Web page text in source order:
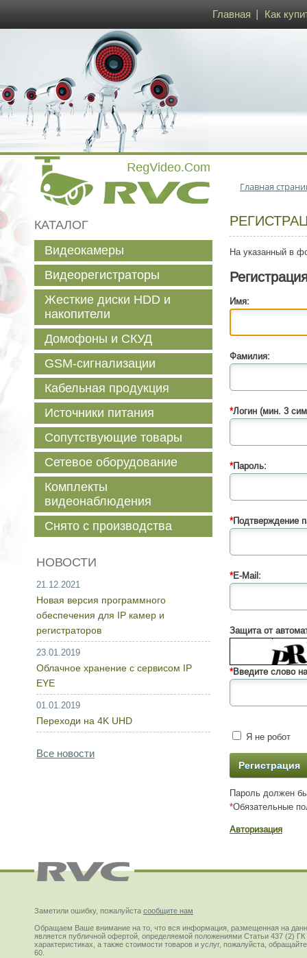
Главная Как
Главная
На указанный в
Имя:
Фамилия:
*Логин (мин. 3
*Пароль:
*Подтверждение
*E-Mail:
Защита от
*Введите слово
Я не робот
Пароль должен
*Обязательные
Авторизация
КАТАЛОГ
Видеокамеры
Видеорегистраторы
Жесткие диски HDD и
накопители
Домофоны и СКУД
GSM-сигнализации
Кабельная продукция
Источники питания
Сопутствующие товары
Сетевое оборудование
Комплекты
видеонаблюдения
Снято с производства
НОВОСТИ
21.12.2021
Новая версия программного
обеспечения для IP камер и
регистраторов
23.01.2019
Облачное хранение с сервисом IP
EYE
01.01.2019
Переходи на 4K UHD
Все новости
Заметили ошибку, пожалуйста сообщите нам
Обращаем Ваше внимание на то, что вся информация, размещенная на
является публичной офертой, определяемой положениями Статьи 437 (2)
характеристиках, а также стоимости товаров и услуг, пожалуйста,
60.